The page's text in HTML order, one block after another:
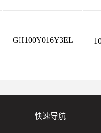
GH100Y016Y3EL
快速导航